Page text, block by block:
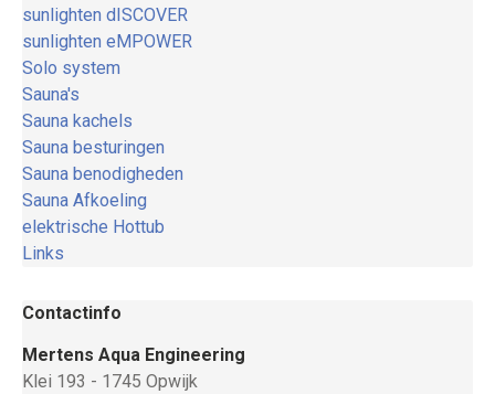
sunlighten dISCOVER
sunlighten eMPOWER
Solo system
Sauna's
Sauna kachels
Sauna besturingen
Sauna benodigheden
Sauna Afkoeling
elektrische Hottub
Links
Contactinfo
Mertens Aqua Engineering
Klei 193 - 1745 Opwijk